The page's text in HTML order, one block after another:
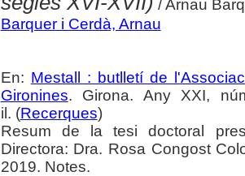
/ Arnau
Barquer i Cerdà, Arnau
En: Mestall : butlletí de
Gironines. Girona. Any XXI,
il. (Recerques)
Resum de la tesi doctoral
Directora: Dra. Rosa Congost
2019. Notes.